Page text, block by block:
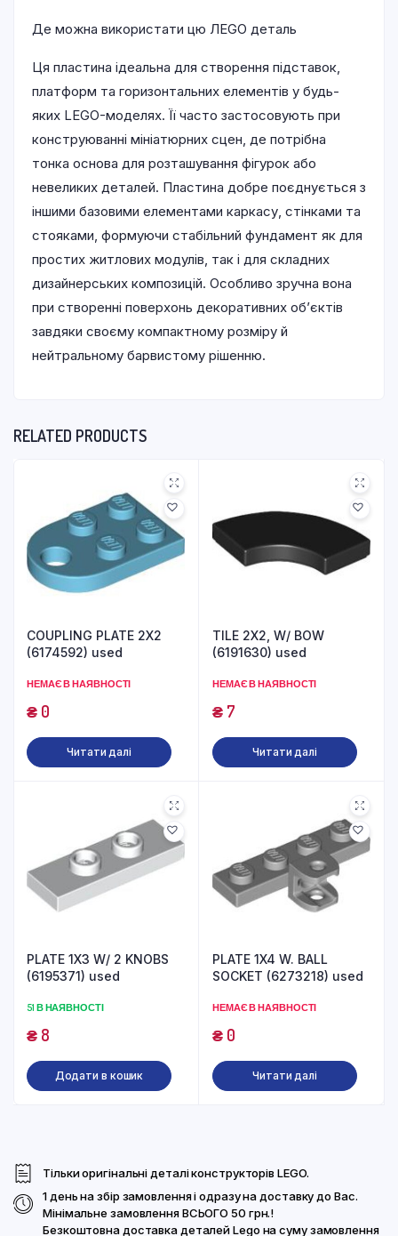
Де можна використати цю ЛEGO деталь
Ця пластина ідеальна для створення підставок,
платформ та горизонтальних елементів у будь-
яких LEGO-моделях. Її часто застосовують при
конструюванні мініатюрних сцен, де потрібна
тонка основа для розташування фігурок або
невеликих деталей. Пластина добре поєднується з
іншими базовими елементами каркасу, стінками та
стояками, формуючи стабільний фундамент як для
простих житлових модулів, так і для складних
дизайнерських композицій. Особливо зручна вона
при створенні поверхонь декоративних об’єктів
завдяки своєму компактному розміру й
нейтральному барвистому рішенню.
RELATED PRODUCTS
COUPLING PLATE 2X2
(6174592) used
НЕМАЄ В НАЯВНОСТІ
₴0
Читати далі
TILE 2X2, W/ BOW
(6191630) used
НЕМАЄ В НАЯВНОСТІ
₴7
Читати далі
PLATE 1X3 W/ 2 KNOBS
(6195371) used
51 В НАЯВНОСТІ
₴8
Додати в кошик
PLATE 1X4 W. BALL
SOCKET (6273218) used
НЕМАЄ В НАЯВНОСТІ
₴0
Читати далі
Тільки оригінальні деталі конструкторів LEGO.
1 день на збір замовлення і одразу на доставку до Вас.
Мінімальне замовлення ВСЬОГО 50 грн.!
Безкоштовна доставка деталей Lego на суму замовлення